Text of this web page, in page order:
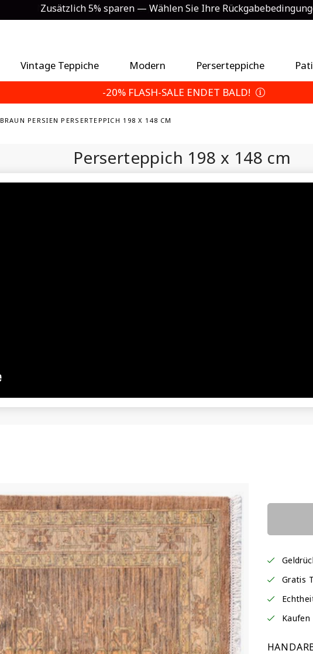
Zusätzlich 5% sparen — Wählen Sie Ihre
Vintage Teppiche Modern Perserteppiche
-20% FLASH-SALE ENDET BALD!
BRAUN PERSIEN PERSERTEPPICH 198 X 148 CM
Perserteppich 198 x 148 cm
Gratis